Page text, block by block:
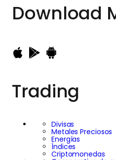
Download
Trading
Divisas
Metales Preciosos
Energías
Índices
Criptomonedas